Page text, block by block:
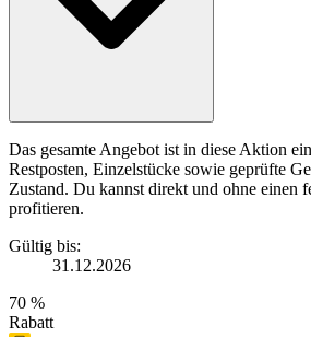
Das gesamte Angebot ist in diese Aktion
Restposten, Einzelstücke sowie geprüfte
Zustand. Du kannst direkt und ohne einen
profitieren.
Gültig bis:
31.12.2026
70 %
Rabatt